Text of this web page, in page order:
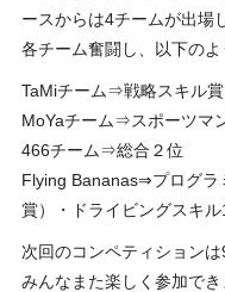
ースからは4チームが出場
各チーム奮闘し、以下のよ
TaMiチーム⇒戦略スキル賞
MoYaチーム⇒スポーツマ
466チーム⇒総合２位
Flying Bananas⇒プログラ
賞）・ドライビングスキ
次回のコンペティションは
みんなまた楽しく参加で